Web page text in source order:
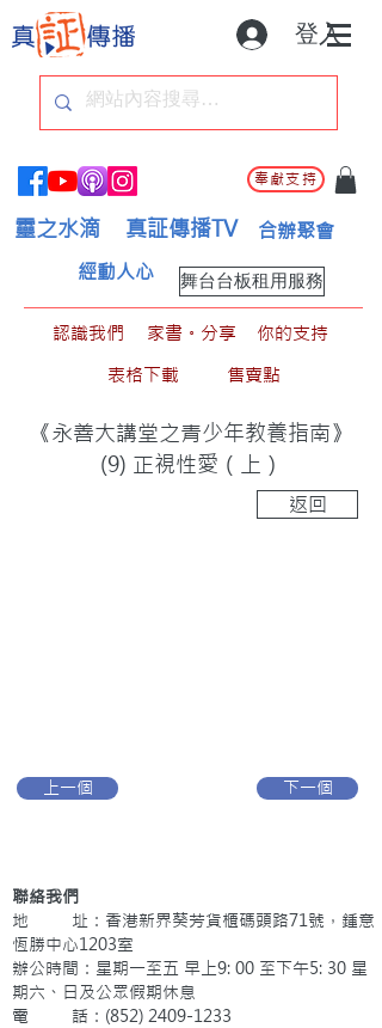
登入
奉獻支持
靈之水滴 真証傳播TV 合辦聚會
舞台台板租用服務
經動人心
認識我們 家書。分享
你的支持
表格下載
售賣點
《永善大講堂之青少年教養指南》
(9) 正視性愛（上）
返回
上一個 下一個
聯絡我們
地 址：香港新界葵芳貨櫃碼頭路71號，鍾意
恆勝中心1203室
辦公時間：星期一至五 早上9: 00 至下午5: 30 星
期六、日及公眾假期休息
電 話：(852) 2409-1233